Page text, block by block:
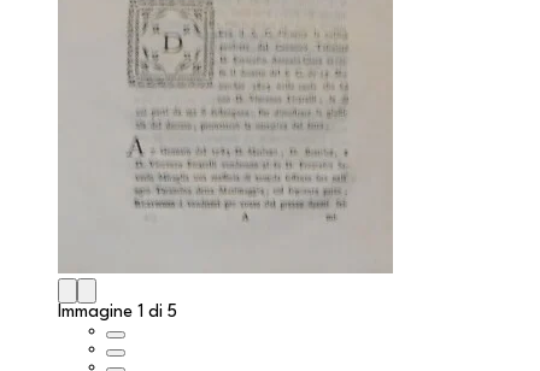
Immagine 1 di 5